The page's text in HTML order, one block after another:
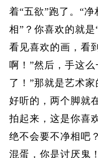
着“五欲”跑了。“
相”？你喜欢的就是
看见喜欢的画，看
啊！”然后，手这
了！”那就是艺术家
好听的，两个脚就
拍起来，这是你喜
绝不会要不净相吧
混蛋，你是讨厌鬼